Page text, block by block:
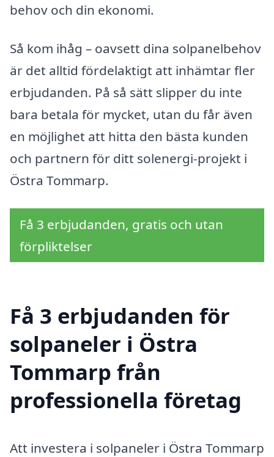
behov och din ekonomi.
Så kom ihåg – oavsett dina solpanelbehov
är det alltid fördelaktigt att inhämtar fler
erbjudanden. På så sätt slipper du inte
bara betala för mycket, utan du får även
en möjlighet att hitta den bästa kunden
och partnern för ditt solenergi-projekt i
Östra Tommarp.
Få 3 erbjudanden, gratis och utan
förpliktelser
Få 3 erbjudanden för
solpaneler i Östra
Tommarp från
professionella företag
Att investera i solpaneler i Östra Tommarp